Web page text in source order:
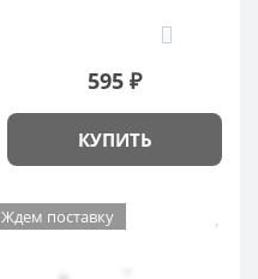
595 ₽
КУПИТЬ
Ждем поставку